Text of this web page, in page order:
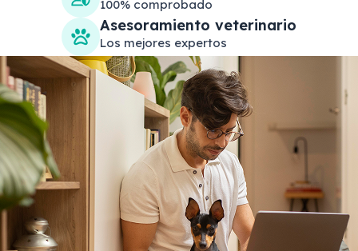
100% comprobado
Asesoramiento veterinario
Los mejores expertos
Search products